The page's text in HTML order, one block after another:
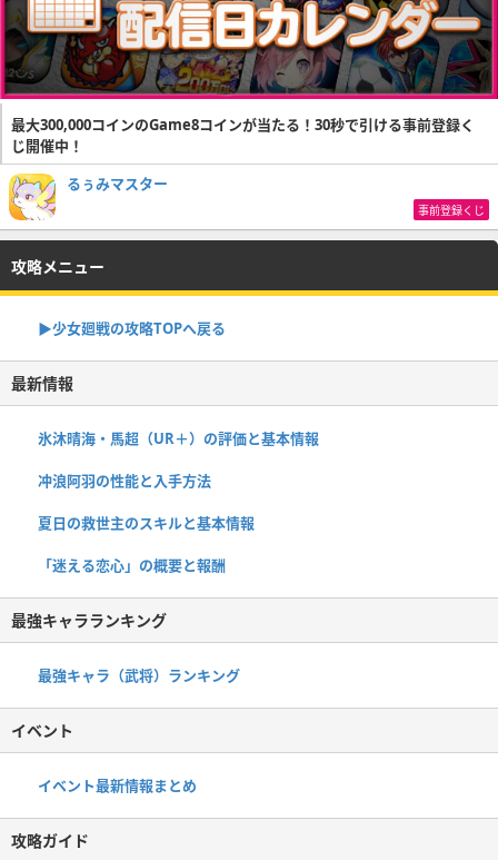
最大300,000コインのGame8コインが当たる！30秒で引ける事前登録く
じ開催中！
るぅみマスター
事前登録くじ
攻略メニュー
▶︎少女廻戦の攻略TOPへ戻る
最新情報
氷沐晴海・馬超（UR＋）の評価と基本情報
冲浪阿羽の性能と入手方法
夏日の救世主のスキルと基本情報
「迷える恋心」の概要と報酬
最強キャラランキング
最強キャラ（武将）ランキング
イベント
イベント最新情報まとめ
攻略ガイド